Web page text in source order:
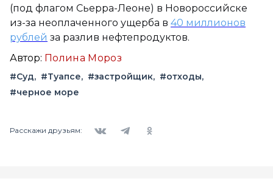
(под флагом Сьерра-Леоне) в Новороссийске
из-за неоплаченного ущерба в 40 миллионов
рублей за разлив нефтепродуктов.
Автор: Полина Мороз
#Суд #Туапсе #застройщик
#отходы
#черное море
Расскажи друзьям: